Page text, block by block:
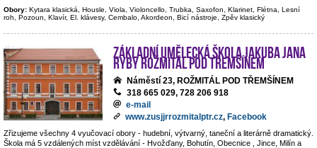
Obory: Kytara klasická, Housle, Viola, Violoncello, Trubka, Saxofon, Klarinet, Flétna, Lesní
roh, Pozoun, Klavír, El. klávesy, Cembalo, Akordeon, Bicí nástroje, Zpěv klasický
Základní umělecká škola Jakuba Jana
Ryby Rožmitál pod Třemšínem
Náměstí 23, ROŽMITÁL POD TŘEMŠÍNEM
318 665 029, 728 206 918
e-mail
www.zusjjrrozmitalptr.cz, Facebook
Zřizujeme všechny 4 vyučovací obory - hudební, výtvarný, taneční a literárně dramatický.
Škola má 5 vzdálených míst vzdělávání - Hvožďany, Bohutín, Obecnice , Jince, Milín a